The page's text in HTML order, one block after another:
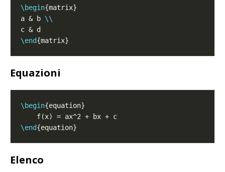
\begin
a & b \\
\end
Equazioni
\begin
\end
Elenco